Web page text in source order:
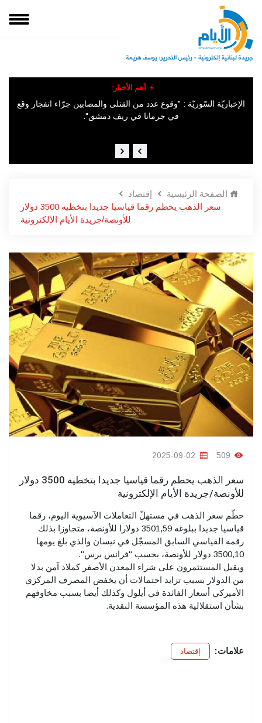
أهم الأخبار:
الإخباريّة السّوريّة : "وقوع عدد من القتلى والمصابين جرّاء انفجار وقع
في ​جرمانا​ في ريف دمشق".
وقوع إصابات جراء انفجار حافلة ركاب في مدينة جرمانا السورية
الصفحة الرئيسية
إقتصاد
سعر الذهب يحطم رقما قياسيا جديدا بتخطيه 3500 دولار
للأونصة/جريدة الأيام الإلكترونية
سعر الذهب يحطم رقما قياسيا جديدا بتخطيه 3500 دولار
للأونصة/جريدة الأيام الإلكترونية
حطّم سعر الذهب في مستهلّ التعاملات الآسيوية اليوم، رقما
قياسيا جديدا ببلوغه 3501,59 دولارا للأونصة، متجاوزا بذلك
رقمه القياسي السابق المسجّل في نيسان والذي بلغ يومها
3500,10 دولار للأونصة، بحسب "فرانس برس".
ويقبل المستثمرون على شراء المعدن الأصفر كملاذ آمن بدلا
من الدولار بسبب تزايد احتمالات أن يخفض المصرف المركزي
الأميركي أسعار الفائدة في أيلول وكذلك أيضا بسبب مخاوفهم
بشأن استقلالية هذه المؤسسة النقدية.
علامات: إقتصاد